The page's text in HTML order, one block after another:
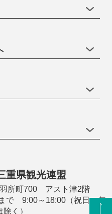
重県観光連盟
所町700 アスト津2階
で 9:00～18:00（祝日・年
く）